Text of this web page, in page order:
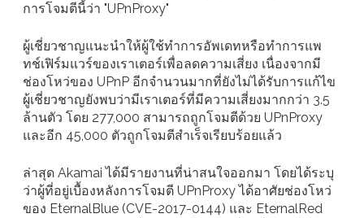
การโจมตีนี้้ว่า "UPnProxy"
ผู้เชี่ยวชาญแนะนำให้ผู้ใช้ทำการอัพเดทหรือทำการแพ
ทช์เฟิร์มแวร์ของเราเตอร์เพื่อลดความเสี่ยง เนื่องจากมี
ช่องโหว่ของ UPnP อีกจำนวนมากที่ยังไม่ได้รับการแก้ไข
ผู้เชี่ยวชาญยังพบว่ามีเราเตอร์ที่มีความเสี่ยงมากกว่า 3.5
ล้านตัว โดย 277,000 สามารถถูกโจมตีด้วย UPnProxy
และอีก 45,000 ตัวถูกโจมตีสำเร็จเรียบร้อยแล้ว
ล่าสุด Akamai ได้มีรายงานที่น่าสนใจออกมา โดยได้ระบุ
ว่าผู้ที่อยู่เบื้องหลังการโจมตี UPnProxy ได้อาศัยช่องโหว่
ของ EternalBlue (CVE-2017-0144) และ EternalRed